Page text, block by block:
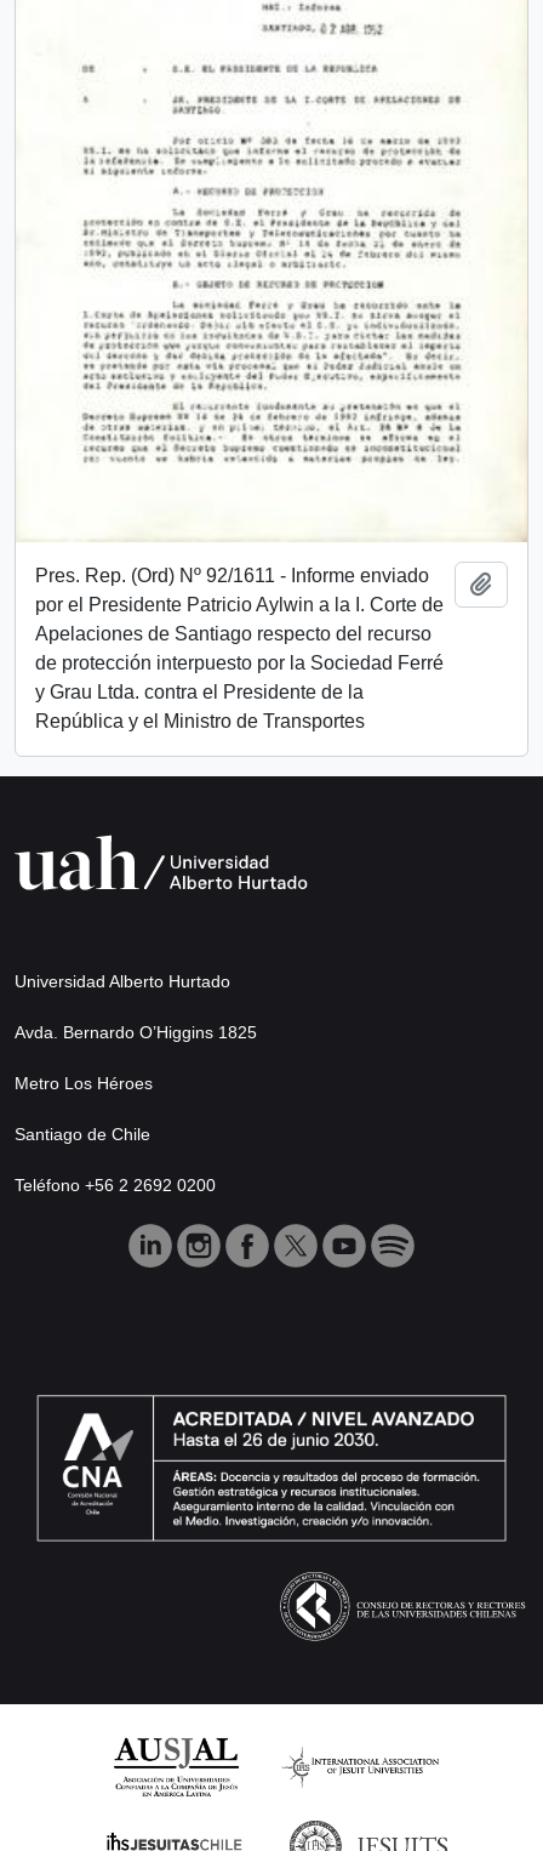
Pres. Rep. (Ord) Nº 92/1611 - Informe enviado
por el Presidente Patricio Aylwin a la I. Corte de
Apelaciones de Santiago respecto del recurso
de protección interpuesto por la Sociedad Ferré
y Grau Ltda. contra el Presidente de la
República y el Ministro de Transportes
Universidad Alberto Hurtado
Avda. Bernardo O’Higgins 1825
Metro Los Héroes
Santiago de Chile
Teléfono +56 2 2692 0200